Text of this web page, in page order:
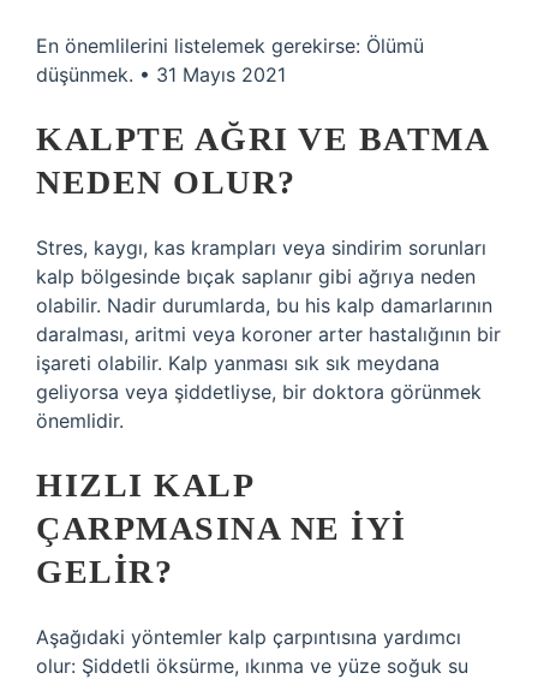
En önemlilerini listelemek gerekirse: Ölümü
düşünmek. • 31 Mayıs 2021
KALPTE AĞRI VE BATMA
NEDEN OLUR?
Stres, kaygı, kas krampları veya sindirim sorunları
kalp bölgesinde bıçak saplanır gibi ağrıya neden
olabilir. Nadir durumlarda, bu his kalp damarlarının
daralması, aritmi veya koroner arter hastalığının bir
işareti olabilir. Kalp yanması sık sık meydana
geliyorsa veya şiddetliyse, bir doktora görünmek
önemlidir.
HIZLI KALP
ÇARPMASINA NE IYI
GELIR?
Aşağıdaki yöntemler kalp çarpıntısına yardımcı
olur: Şiddetli öksürme, ıkınma ve yüze soğuk su